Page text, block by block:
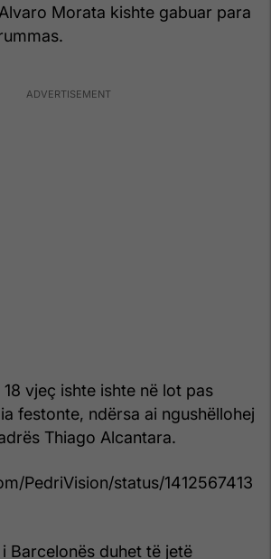
Morata kishte gabuar para
vjeç ishte ishte në lot pas
festonte, ndërsa ai ngushëllohej
Thiago Alcantara.
PedriVision/status/1412567413
Barcelonës duhet të jetë